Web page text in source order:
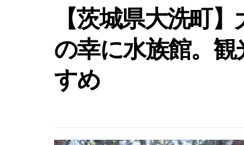
【茨城県大洗町
の幸に水族館。
すめ